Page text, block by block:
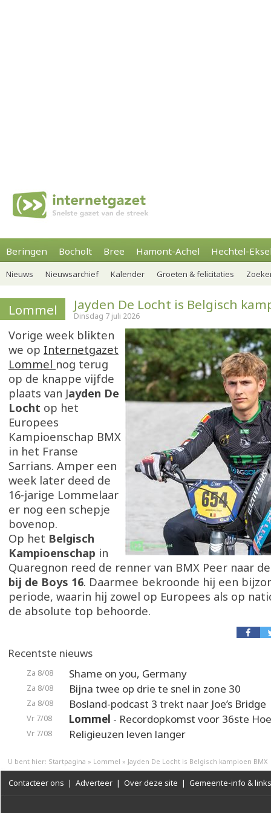
Beringen Bocholt Bree Hamont-Achel Hechtel-
Nieuws Nieuwsarchief Kalender Groeten & felicitaties
Lommel Jayden De Locht is Belgisch
Dinsdag 7 juli 2026
Vorige week blikten
we op Internetgazet
Lommel nog terug
op de knappe vijfde
plaats van Jayden De
Locht op het
Europees
Kampioenschap BMX
in het Franse
Sarrians. Amper een
week later deed de
16-jarige Lommelaar
er nog een schepje
bovenop.
Op het Belgisch
Kampioenschap in
Quaregnon reed de renner van BMX Peer naar
bij de Boys 16. Daarmee bekroonde hij een
periode, waarin hij zowel op Europees als op
de absolute top behoorde.
Recentste nieuws
Za 8/08 Shame on you, Germany
Za 8/08 Bijna twee op drie te snel in zone 30
Za 8/08 Bosland-podcast 3 trekt naar Joe’s Bridge
Vr 7/08 Lommel - Recordopkomst voor 36ste
Vr 7/08 Religieuzen leven langer
U bent hier: Startpagina » Lommel » Jayden De Locht is Belgisch kampioen BMX
Contacteer ons | Adverteer | Over deze site | Gemeente-info & links